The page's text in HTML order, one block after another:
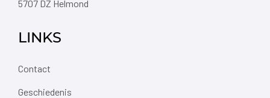
5707 DZ Helmond
LINKS
Contact
Geschiedenis